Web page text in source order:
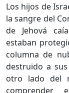
Los hijos de
la sangre del
de Jehová
estaban
columna de
destruido a
otro lado del